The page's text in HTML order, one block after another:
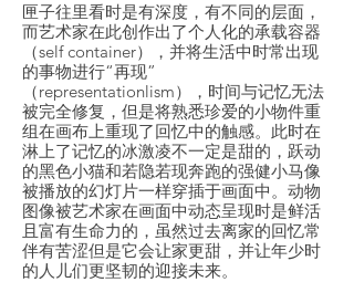
匣子往里看时是有深度，有不同的层面，
而艺术家在此创作出了个人化的承载容器
（self container），并将生活中时常出现
的事物进行“再现”
（representationlism），时间与记忆无法
被完全修复，但是将熟悉珍爱的小物件重
组在画布上重现了回忆中的触感。此时在
淋上了记忆的冰激凌不一定是甜的，跃动
的黑色小猫和若隐若现奔跑的强健小马像
被播放的幻灯片一样穿插于画面中。动物
图像被艺术家在画面中动态呈现时是鲜活
且富有生命力的，虽然过去离家的回忆常
伴有苦涩但是它会让家更甜，并让年少时
的人儿们更坚韧的迎接未来。